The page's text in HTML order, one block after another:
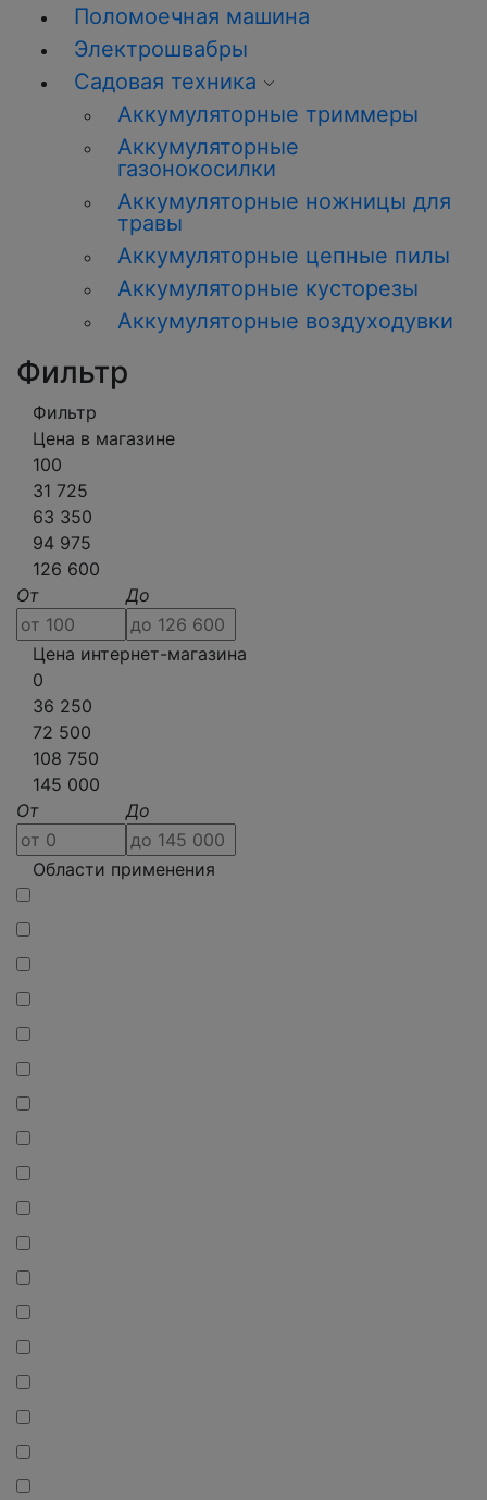
Поломоечная машина
Электрошвабры
Садовая техника
Аккумуляторные триммеры
Аккумуляторные
газонокосилки
Аккумуляторные ножницы для
травы
Аккумуляторные цепные пилы
Аккумуляторные кусторезы
Аккумуляторные воздуходувки
Фильтр
Фильтр
Цена в магазине
100
31 725
63 350
94 975
126 600
От
До
Цена интернет-магазина
0
36 250
72 500
108 750
145 000
От
До
Области применения